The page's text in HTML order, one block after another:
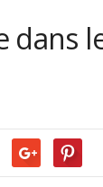
dans